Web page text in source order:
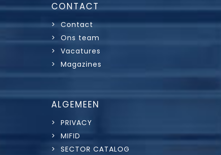
CONTACT
> Contact
> Ons team
> Vacatures
> Magazines
ALGEMEEN
> PRIVACY
> MIFID
> SECTOR CATALOG